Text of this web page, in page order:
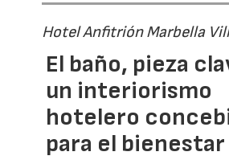
Hotel Anfitrión Marbella
El baño, pieza
un interiorismo
hotelero
para el bienestar